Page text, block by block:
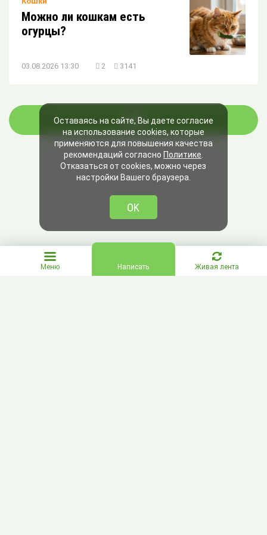
Можно ли кошкам есть
огурцы?
03.08.2026 13:30 2 3141
ЕЩЁ
Меню Написать Живая лента
Оставаясь на сайте, Вы даете согласие
на использование cookies, которые
применяются для повышения качества
рекомендаций согласно Политике
Отказаться от cookies, можно через
настройки Вашего браузера.
OK